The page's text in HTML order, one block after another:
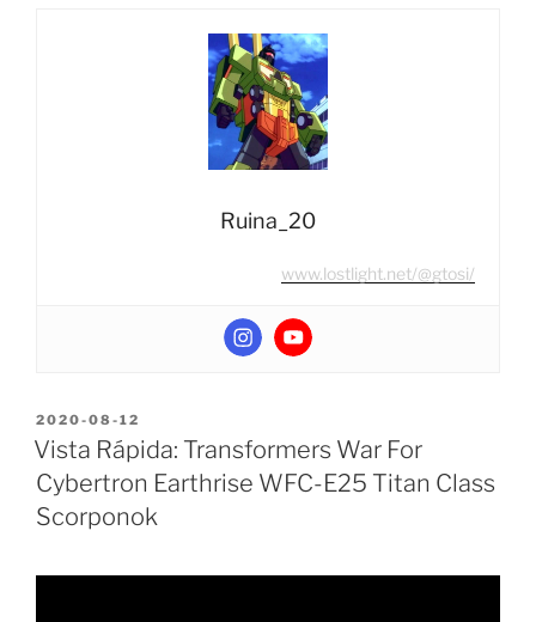
Seasons
Greeters
Pack
Stringaling,
Shushifier)”
Ruina_20
www.lostlight.net/@gtosi/
POSTED
ON
2020-08-12
Vista Rápida: Transformers War For
Cybertron Earthrise WFC-E25 Titan Class
Scorponok